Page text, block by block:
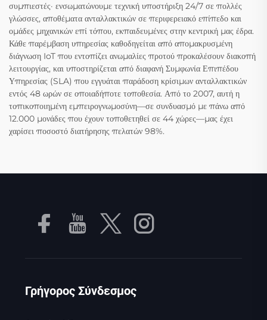
συμπιεστές· ενσωματώνουμε τεχνική υποστήριξη 24/7 σε πολλές
γλώσσες, αποθέματα ανταλλακτικών σε περιφερειακό επίπεδο και
ομάδες μηχανικών επί τόπου, εκπαιδευμένες στην κεντρική μας έδρα.
Κάθε παρέμβαση υπηρεσίας καθοδηγείται από απομακρυσμένη
διάγνωση IoT που εντοπίζει ανωμαλίες προτού προκαλέσουν διακοπή
λειτουργίας, και υποστηρίζεται από διαφανή Συμφωνία Επιπέδου
Υπηρεσίας (SLA) που εγγυάται παράδοση κρίσιμων ανταλλακτικών
εντός 48 ωρών σε οποιαδήποτε τοποθεσία. Από το 2007, αυτή η
τοπικοποιημένη εμπειρογνωμοσύνη—σε συνδυασμό με πάνω από
12.000 μονάδες που έχουν τοποθετηθεί σε 44 χώρες—μας έχει
χαρίσει ποσοστό διατήρησης πελατών 98%.
Γρήγορος Σύνδεσμος